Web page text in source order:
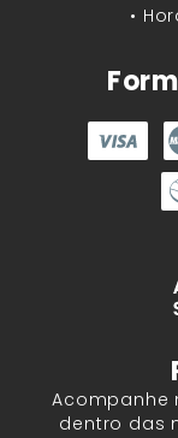
•
Acompanhe
dentro das